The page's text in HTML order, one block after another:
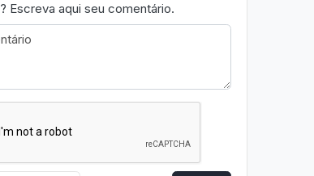
Escreva aqui seu comentário.